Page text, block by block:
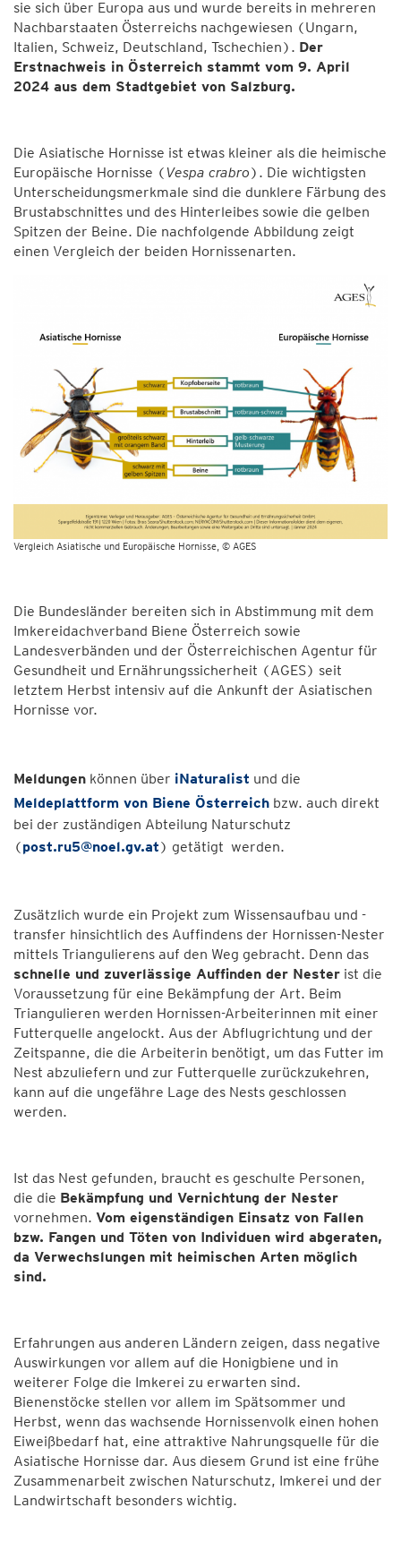
sie sich über Europa aus und wurde bereits in mehreren
Nachbarstaaten Österreichs nachgewiesen (Ungarn,
Italien, Schweiz, Deutschland, Tschechien). Der
Erstnachweis in Österreich stammt vom 9. April
2024 aus dem Stadtgebiet von Salzburg.
Die Asiatische Hornisse ist etwas kleiner als die heimische
Europäische Hornisse ( Vespa crabro). Die wichtigsten
Unterscheidungsmerkmale sind die dunklere Färbung des
Brustabschnittes und des Hinterleibes sowie die gelben
Spitzen der Beine. Die nachfolgende Abbildung zeigt
einen Vergleich der beiden Hornissenarten.
Vergleich Asiatische und Europäische Hornisse © AGES
Die Bundesländer bereiten sich in Abstimmung mit dem
Imkereidachverband Biene Österreich sowie
Landesverbänden und der Österreichischen Agentur für
Gesundheit und Ernährungssicherheit (AGES) seit
letztem Herbst intensiv auf die Ankunft der Asiatischen
Hornisse vor.
Meldungen können über iNaturalist und die
Meldeplattform von Biene Österreich bzw. auch direkt
bei der zuständigen Abteilung Naturschutz
(post.ru5@noel.gv.at) getätigt werden.
Zusätzlich wurde ein Projekt zum Wissensaufbau und -
transfer hinsichtlich des Auffindens der Hornissen-Nester
mittels Triangulierens auf den Weg gebracht. Denn das
schnelle und zuverlässige Auffinden der Nester ist die
Voraussetzung für eine Bekämpfung der Art. Beim
Triangulieren werden Hornissen-Arbeiterinnen mit einer
Futterquelle angelockt. Aus der Abflugrichtung und der
Zeitspanne, die die Arbeiterin benötigt, um das Futter im
Nest abzuliefern und zur Futterquelle zurückzukehren,
kann auf die ungefähre Lage des Nests geschlossen
werden.
Ist das Nest gefunden, braucht es geschulte Personen,
die die Bekämpfung und Vernichtung der Nester
vornehmen. Vom eigenständigen Einsatz von Fallen
bzw. Fangen und Töten von Individuen wird abgeraten,
da Verwechslungen mit heimischen Arten möglich
sind.
Erfahrungen aus anderen Ländern zeigen, dass negative
Auswirkungen vor allem auf die Honigbiene und in
weiterer Folge die Imkerei zu erwarten sind.
Bienenstöcke stellen vor allem im Spätsommer und
Herbst, wenn das wachsende Hornissenvolk einen hohen
Eiweißbedarf hat, eine attraktive Nahrungsquelle für die
Asiatische Hornisse dar. Aus diesem Grund ist eine frühe
Zusammenarbeit zwischen Naturschutz, Imkerei und der
Landwirtschaft besonders wichtig.